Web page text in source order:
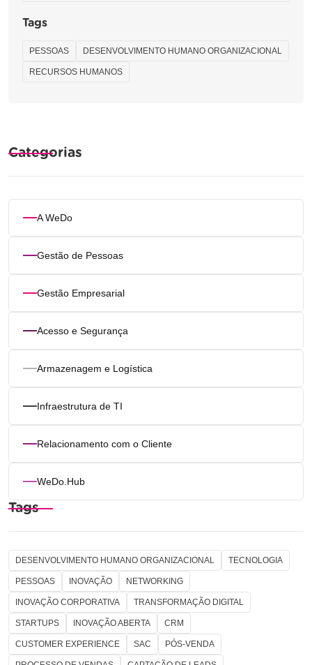
Tags
PESSOAS DESENVOLVIMENTO HUMANO ORGANIZACIONAL
RECURSOS HUMANOS
Categorias
A WeDo
Gestão de Pessoas
Gestão Empresarial
Acesso e Segurança
Armazenagem e Logística
Infraestrutura de TI
Relacionamento com o Cliente
WeDo.Hub
Tags
DESENVOLVIMENTO HUMANO ORGANIZACIONAL TECNOLOGIA
PESSOAS INOVAÇÃO NETWORKING
INOVAÇÃO CORPORATIVA TRANSFORMAÇÃO DIGITAL
STARTUPS INOVAÇÃO ABERTA CRM
CUSTOMER EXPERIENCE SAC PÓS-VENDA